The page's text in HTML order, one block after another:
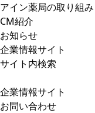
アイン薬局の取り組み
CM紹介
お知らせ
企業情報サイト
サイト内検索
企業情報サイト
お問い合わせ